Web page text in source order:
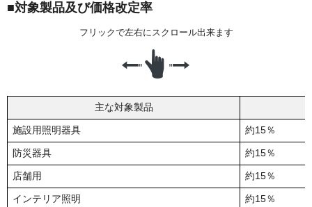
■対象製品及び価格改定率
主な対象製品
施設用照明器具 約15％
防災器具 約15％
店舗用 約15％
インテリア照明 約15％